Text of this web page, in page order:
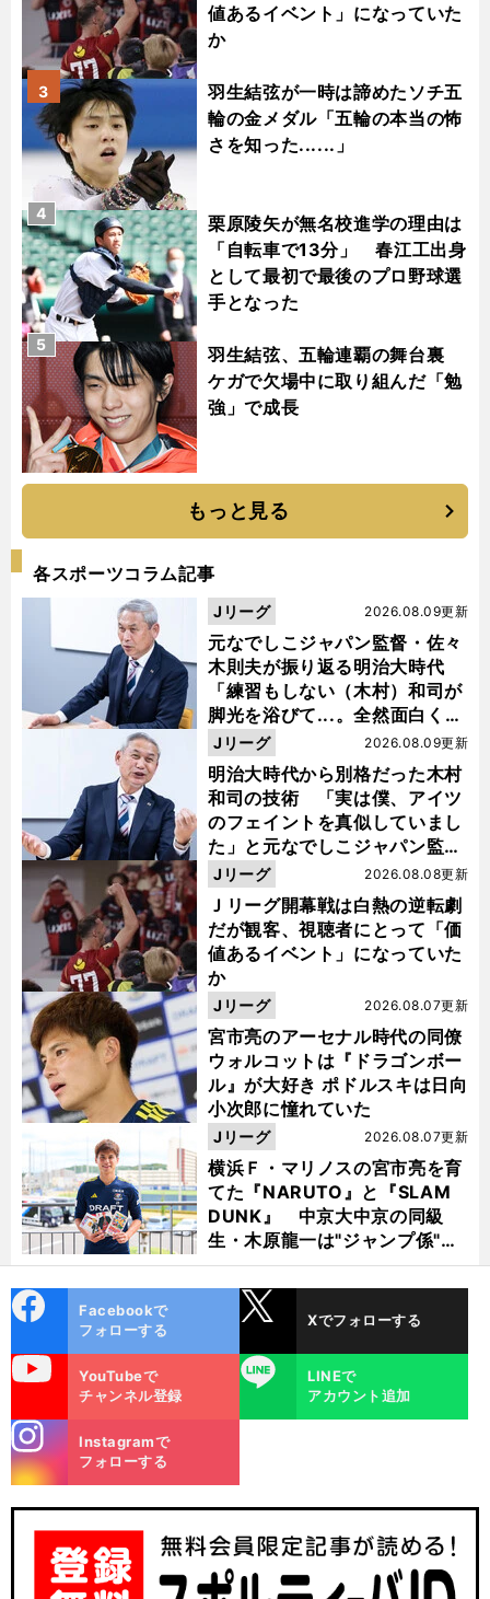
値あるイベント」になっていた
か
羽生結弦が一時は諦めたソチ五
輪の金メダル「五輪の本当の怖
さを知った......」
3
栗原陵矢が無名校進学の理由は
「自転車で13分」 春江工出身
として最初で最後のプロ野球選
手となった
4
羽生結弦、五輪連覇の舞台裏
ケガで欠場中に取り組んだ「勉
強」で成長
5
もっと見る
各スポーツコラム記事
元なでしこジャパン監督・佐々
木則夫が振り返る明治大時代
「練習もしない（木村）和司が
脚光を浴びて...。全然面白くな
い４年間でした」
2026.08.09更新
Jリーグ
明治大時代から別格だった木村
和司の技術 「実は僕、アイツ
のフェイントを真似していまし
た」と元なでしこジャパン監
督・佐々木則夫
2026.08.09更新
Jリーグ
Ｊリーグ開幕戦は白熱の逆転劇
だが観客、視聴者にとって「価
値あるイベント」になっていた
か
2026.08.08更新
Jリーグ
宮市亮のアーセナル時代の同僚
ウォルコットは『ドラゴンボー
ル』が大好き ポドルスキは日向
小次郎に憧れていた
2026.08.07更新
Jリーグ
横浜Ｆ・マリノスの宮市亮を育
てた『NARUTO』と『SLAM
DUNK』 中京大中京の同級
生・木原龍一は"ジャンプ係"だ
った
2026.08.07更新
Jリーグ
ok
Facebookで
フォローする
Xでフォローする
YouTubeで
チャンネル登録
LINE
LINEで
アカウント追加
m
Instagramで
フォローする